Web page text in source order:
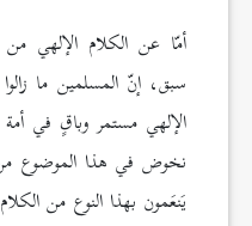
أمّا عن الكلام الإلهي
سبق، إنّ المسلمين ما
الإلهي مستمر وباقٍ في
نخوض في هذا الموضوع
يَنعَمون بهذا النوع من